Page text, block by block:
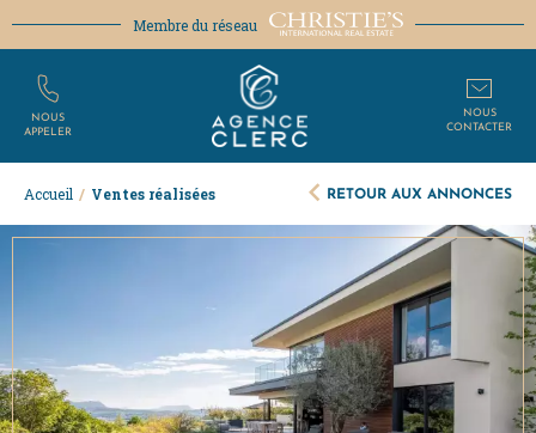
Accueil / Ventes réalisées RETOUR AUX ANNONCES
Membre du réseau
NOUS
APPELER
NOUS
CONTACTER